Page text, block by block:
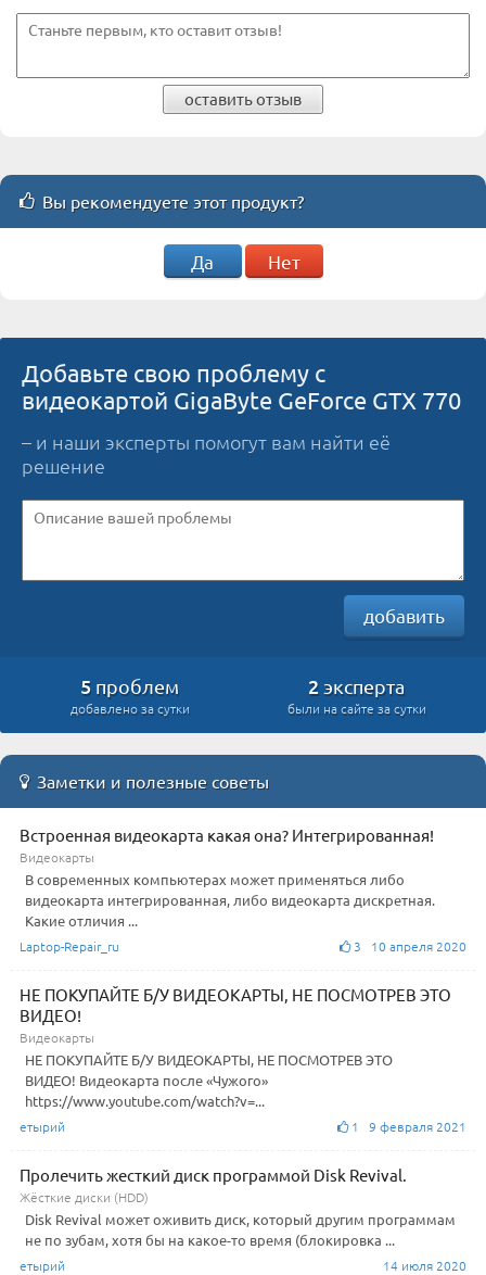
оставить отзыв
Вы рекомендуете этот продукт?
Да Нет
Добавьте свою проблему с
видеокартой GigaByte GeForce GTX 770
– и наши эксперты помогут вам найти её
решение
добавить
5 проблем
добавлено за сутки
2 эксперта
были на сайте за сутки
Заметки и полезные советы
Встроенная видеокарта какая она? Интегрированная!
Видеокарты
В современных компьютерах может применяться либо
видеокарта интегрированная, либо видеокарта дискретная.
Какие отличия ...
Laptop-Repair_ru 3 10 апреля 2020
НЕ ПОКУПАЙТЕ Б/У ВИДЕОКАРТЫ, НЕ ПОСМОТРЕВ ЭТО
ВИДЕО!
Видеокарты
НЕ ПОКУПАЙТЕ Б/У ВИДЕОКАРТЫ, НЕ ПОСМОТРЕВ ЭТО
ВИДЕО! Видеокарта после «Чужого»
https://www.youtube.com/watch?v=...
етырий 1 9 февраля 2021
Пролечить жесткий диск программой Disk Revival.
Жёсткие диски (HDD)
Disk Revival может оживить диск, который другим программам
не по зубам, хотя бы на какое-то время (блокировка ...
етырий 14 июля 2020